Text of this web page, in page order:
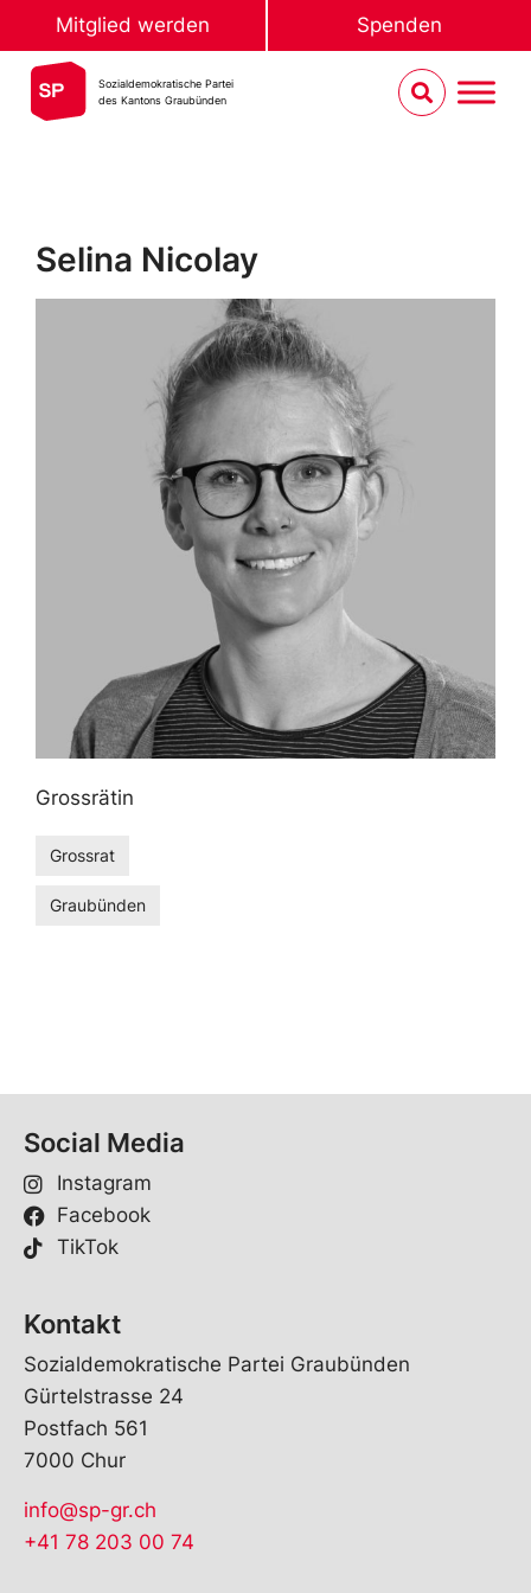
Mitglied werden Spenden
Sozialdemokratische Partei
des Kantons Graubünden
Selina Nicolay
Grossrätin
Grossrat
Graubünden
Social Media
Instagram
Facebook
TikTok
Kontakt
Sozialdemokratische Partei Graubünden
Gürtelstrasse 24
Postfach 561
7000 Chur
info@sp-gr.ch
+41 78 203 00 74